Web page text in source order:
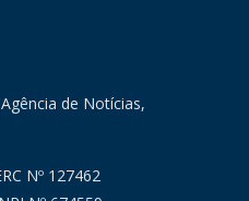
Agência de Notícias,
Nº 127462